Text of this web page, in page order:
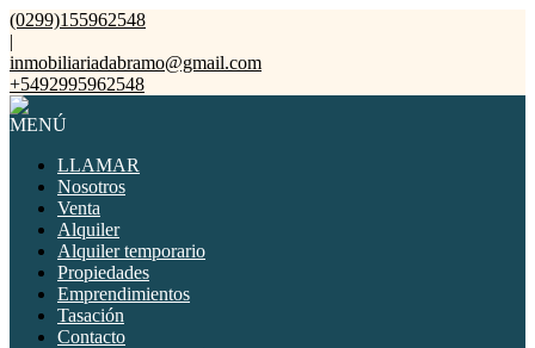
(0299)155962548
|
inmobiliariadabramo@gmail.com
+5492995962548
MENÚ
LLAMAR
Nosotros
Venta
Alquiler
Alquiler temporario
Propiedades
Emprendimientos
Tasación
Contacto